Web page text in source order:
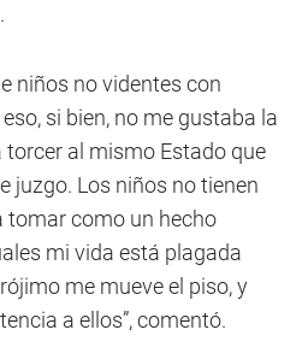
niños no videntes con
si bien, no me gustaba la
torcer al mismo Estado que
juzgo. Los niños no tienen
tomar como un hecho
mi vida está plagada
me mueve el piso, y
a ellos”, comentó.